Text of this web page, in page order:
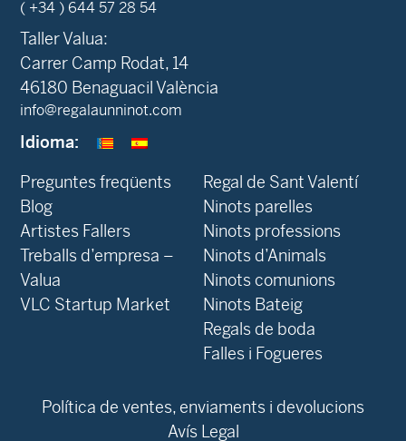
( +34 ) 644 57 28 54
Taller Valua:
Carrer Camp Rodat, 14
46180 Benaguacil València
info@regalaunninot.com
Idioma:
Preguntes freqüents
Blog
‍Artistes Fallers
Treballs d’empresa –
Valua
VLC Startup Market
Regal de Sant Valentí
Ninots parelles
Ninots professions
Ninots d’Animals
Ninots comunions
Ninots Bateig
Regals de boda
Falles i Fogueres
Política de ventes, enviaments i devolucions
Avís Legal